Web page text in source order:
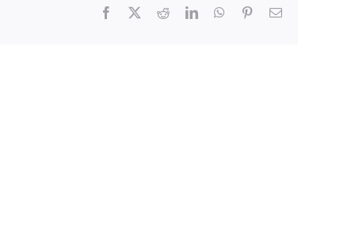
Facebook RedditLinkedInWhatsApp
PinterestEmail